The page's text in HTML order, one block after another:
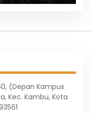
(Depan Kampus
Kec. Kambu, Kota